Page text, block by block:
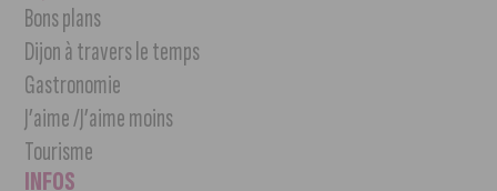
Bons plans
Dijon à travers le temps
Gastronomie
J’aime /J’aime moins
Tourisme
INFOS